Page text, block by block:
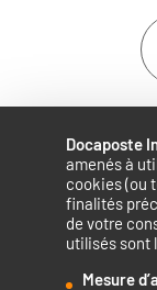
Docaposte
amenés à
cookies (ou
finalités
de votre
utilisés sont
Mesure